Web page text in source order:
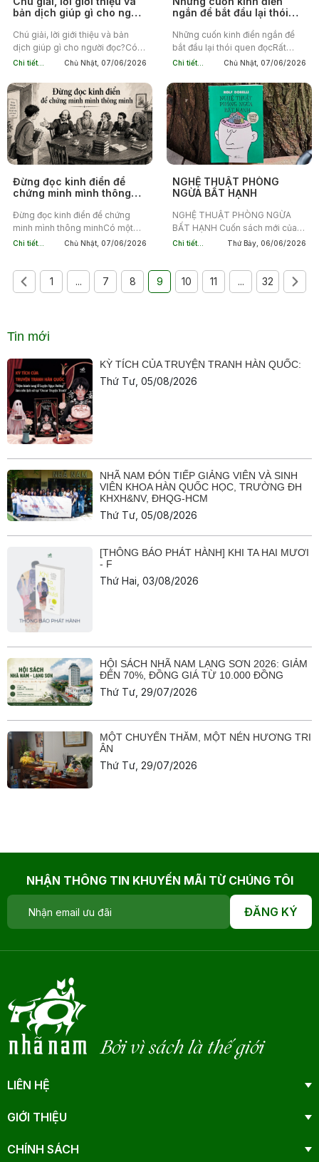
bản dịch giúp gì cho người
Chú giải, lời giới thiệu và bản
dịch giúp gì cho người đọc?Có
một thói quen khá phổ biến ở
qua vài trang đầu. Bỏ...
Chi tiết... Chủ Nhật, 07/06/2026
ngắn để bắt đầu lại thói
Những cuốn kinh điển ngắn để
bắt đầu lại thói quen đọcRất
nhiều người có cùng một kế
việc đọc.Họ quyết định rằng...
Chi tiết... Chủ Nhật, 07/06/2026
Đừng đọc kinh điển để
chứng minh mình thông
Đừng đọc kinh điển để chứng
minh mình thông minhCó một
cách rất nhanh để ghét kinh
vào thế...
Chi tiết... Chủ Nhật, 07/06/2026
NGHỆ THUẬT PHÒNG
NGỪA BẤT HẠNH
NGHỆ THUẬT PHÒNG NGỪA
BẤT HẠNH Cuốn sách mới của
Rolf Dobelli: thay vì học cách
sách hôm nay,...
Chi tiết... Thứ Bảy, 06/06/2026
1 ... 7 8 9 10 11 ... 32
Tin mới
KỲ TÍCH CỦA TRUYỆN TRANH HÀN QUỐC:
Thứ Tư, 05/08/2026
NHÃ NAM ĐÓN TIẾP GIẢNG VIÊN VÀ SINH
VIÊN KHOA HÀN QUỐC HỌC, TRƯỜNG ĐH
KHXH&NV, ĐHQG-HCM
Thứ Tư, 05/08/2026
[THÔNG BÁO PHÁT HÀNH] KHI TA HAI MƯƠI
- F
Thứ Hai, 03/08/2026
HỘI SÁCH NHÃ NAM LẠNG SƠN 2026: GIẢM
ĐẾN 70%, ĐỒNG GIÁ TỪ 10.000 ĐỒNG
Thứ Tư, 29/07/2026
MỘT CHUYẾN THĂM, MỘT NÉN HƯƠNG TRI
ÂN
Thứ Tư, 29/07/2026
NHẬN THÔNG TIN KHUYẾN MÃI TỪ CHÚNG TÔI
ĐĂNG KÝ
Bởi vì sách là thế giới
LIÊN HỆ
GIỚI THIỆU
CHÍNH SÁCH